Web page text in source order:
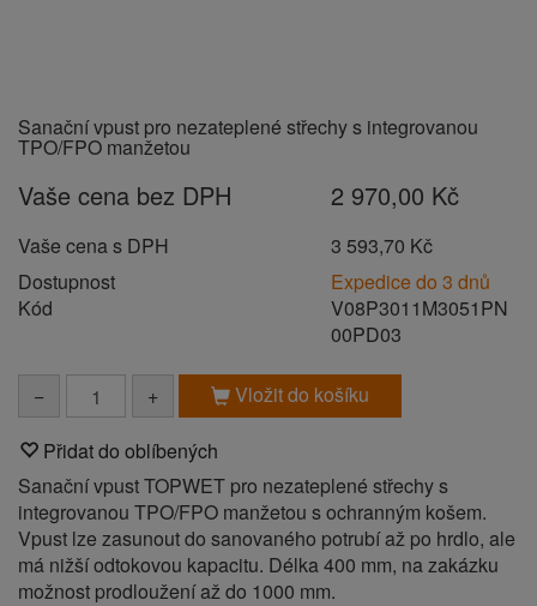
Sanační vpust pro nezateplené střechy s integrovanou
TPO/FPO manžetou
Vaše cena bez DPH 2 970,00 Kč
Vaše cena s DPH
3 593,70 Kč
Dostupnost
Expedice do 3 dnů
Kód
V08P3011M3051PN
00PD03
− + Vložit do košíku
Přidat do oblíbených
Sanační vpust TOPWET pro nezateplené střechy s
integrovanou TPO/FPO manžetou s ochranným košem.
Vpust lze zasunout do sanovaného potrubí až po hrdlo, ale
má nižší odtokovou kapacitu. Délka 400 mm, na zakázku
možnost prodloužení až do 1000 mm.